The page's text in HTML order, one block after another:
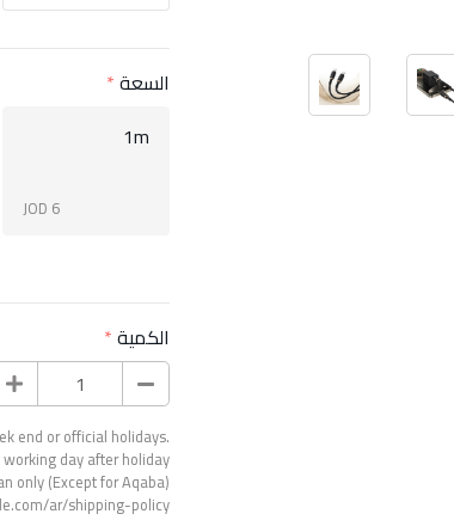
السعة
1m
JOD 6
الكمية
end or official holidays.
day after holiday.
only (Except for Aqaba).
ar/shipping-policy